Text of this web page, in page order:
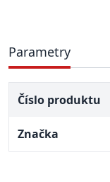
Parametry
Číslo produktu
Značka